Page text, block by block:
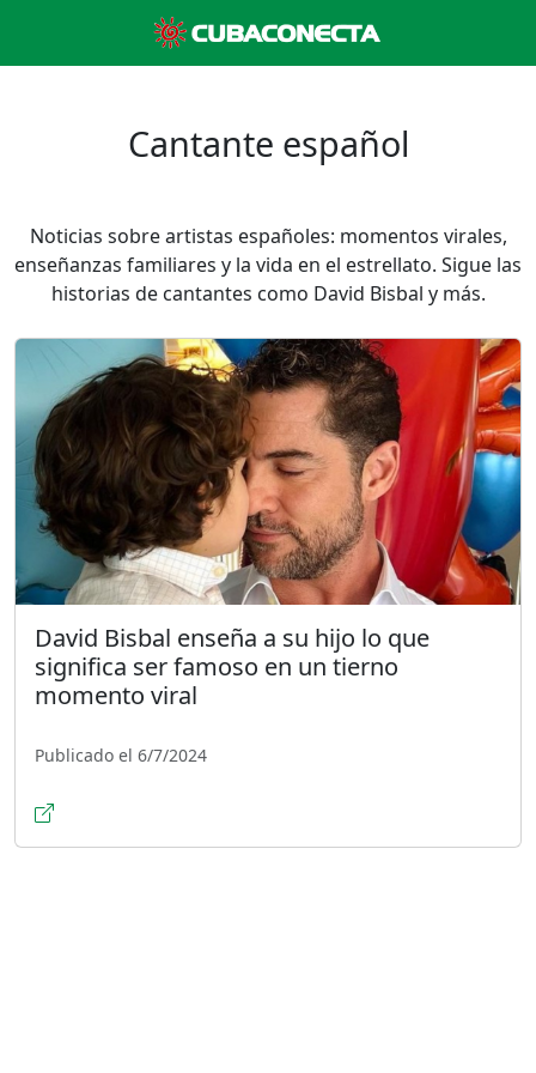
Cantante español
Noticias sobre artistas españoles: momentos virales,
enseñanzas familiares y la vida en el estrellato. Sigue las
historias de cantantes como David Bisbal y más.
David Bisbal enseña a su hijo lo que
significa ser famoso en un tierno
momento viral
Publicado el 6/7/2024